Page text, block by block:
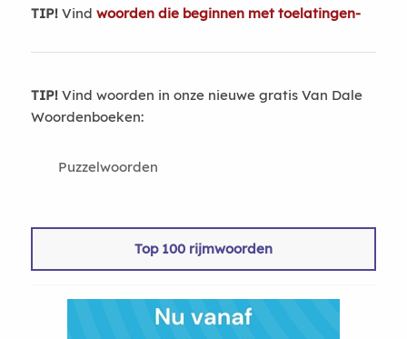
TIP!Vind woorden die beginnen met toelatingen-
TIP!Vind woorden in onze nieuwe gratis Van Dale
Woordenboeken:
Puzzelwoorden
Top 100 rijmwoorden